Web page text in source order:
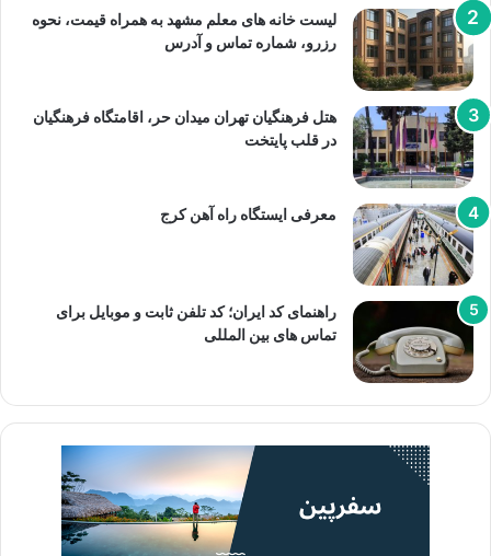
لیست خانه های معلم مشهد به همراه قیمت، نحوه
رزرو، شماره تماس و آدرس
هتل فرهنگیان تهران میدان حر، اقامتگاه فرهنگیان
در قلب پایتخت
معرفی ایستگاه راه آهن کرج
راهنمای کد ایران؛ کد تلفن ثابت و موبایل برای
تماس های بین المللی